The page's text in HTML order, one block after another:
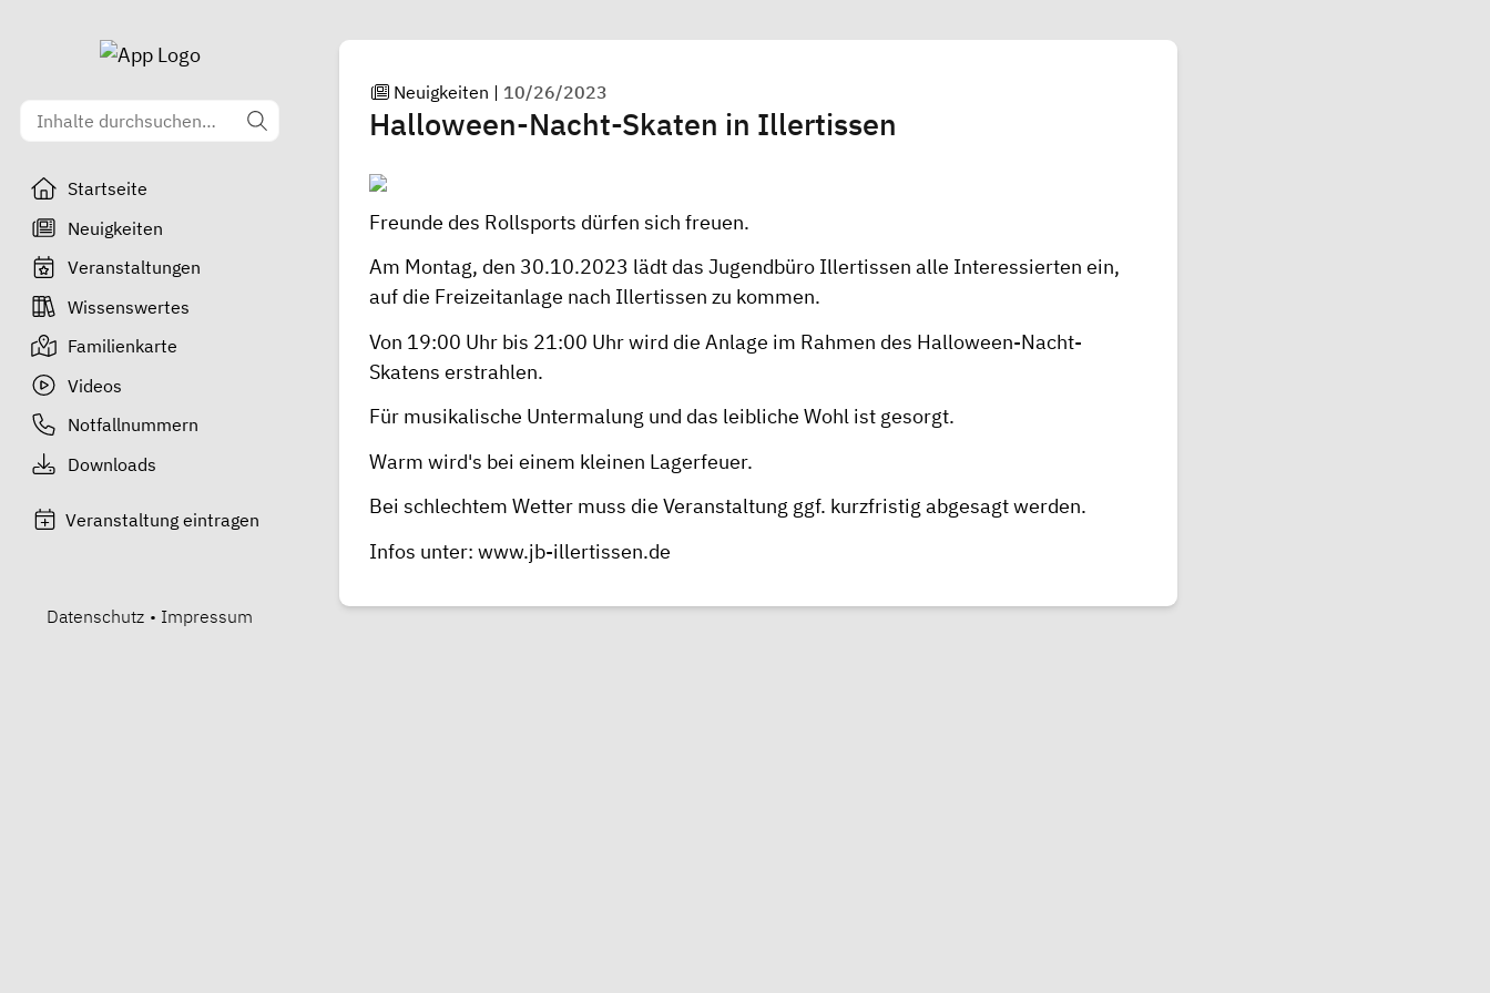
Startseite
Neuigkeiten
Veranstaltungen
Wissenswertes
Familienkarte
Videos
Notfallnummern
Downloads
Veranstaltung eintragen
Datenschutz • Impressum
Neuigkeiten | 10/26/2023
Halloween-Nacht-Skaten in Illertissen
Freunde des Rollsports dürfen sich freuen.
Am Montag, den 30.10.2023 lädt das Jugendbüro Illertissen alle Interessierten ein,
auf die Freizeitanlage nach Illertissen zu kommen.
Von 19:00 Uhr bis 21:00 Uhr wird die Anlage im Rahmen des Halloween-Nacht-
Skatens erstrahlen.
Für musikalische Untermalung und das leibliche Wohl ist gesorgt.
Warm wird's bei einem kleinen Lagerfeuer.
Bei schlechtem Wetter muss die Veranstaltung ggf. kurzfristig abgesagt werden.
Infos unter: www.jb-illertissen.de